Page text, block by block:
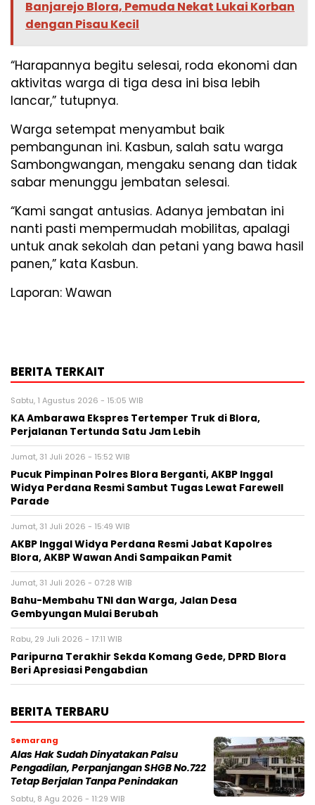
Banjarejo Blora, Pemuda Nekat Lukai Korban
dengan Pisau Kecil
“Harapannya begitu selesai, roda ekonomi dan
aktivitas warga di tiga desa ini bisa lebih
lancar,” tutupnya.
Warga setempat menyambut baik
pembangunan ini. Kasbun, salah satu warga
Sambongwangan, mengaku senang dan tidak
sabar menunggu jembatan selesai.
“Kami sangat antusias. Adanya jembatan ini
nanti pasti mempermudah mobilitas, apalagi
untuk anak sekolah dan petani yang bawa hasil
panen,” kata Kasbun.
Laporan: Wawan
BERITA TERKAIT
Sabtu, 1 Agustus 2026 - 15:05 WIB
KA Ambarawa Ekspres Tertemper Truk di Blora,
Perjalanan Tertunda Satu Jam Lebih
Jumat, 31 Juli 2026 - 15:52 WIB
Pucuk Pimpinan Polres Blora Berganti, AKBP Inggal
Widya Perdana Resmi Sambut Tugas Lewat Farewell
Parade
Jumat, 31 Juli 2026 - 15:49 WIB
AKBP Inggal Widya Perdana Resmi Jabat Kapolres
Blora, AKBP Wawan Andi Sampaikan Pamit
Jumat, 31 Juli 2026 - 07:28 WIB
Bahu-Membahu TNI dan Warga, Jalan Desa
Gembyungan Mulai Berubah
Rabu, 29 Juli 2026 - 17:11 WIB
Paripurna Terakhir Sekda Komang Gede, DPRD Blora
Beri Apresiasi Pengabdian
BERITA TERBARU
Semarang
Alas Hak Sudah Dinyatakan Palsu
Pengadilan, Perpanjangan SHGB No.722
Tetap Berjalan Tanpa Penindakan
Sabtu, 8 Agu 2026 - 11:29 WIB